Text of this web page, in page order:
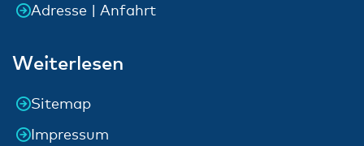
Adresse | Anfahrt
Weiterlesen
Sitemap
Impressum